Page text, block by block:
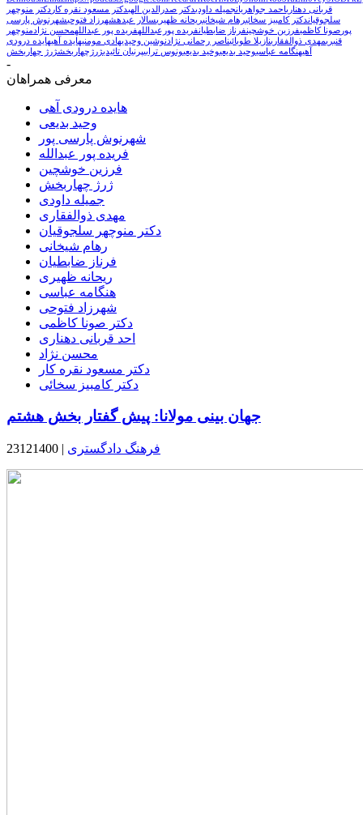
قربانی دهناریاحمد جواهریانجمیله داودیدکتر صدرالدین الهیدکتر مسعود نقره کار دکتر منوچهر
سلجوقیاندکتر کامبیز سخائیرهام شیخانیریحانه ظهیریسالار عبدهشهرزاد فتوحیشهرنوش پارسی
پور صونا کاظمیفرزین خوشچینفرناز ضابطیانفریده پورعبداللهفریده پور عبداللهمحسن نژاد منوچهر
قنبریمهدی ذوالفقارینازیلا طوبائیناصر رحمانی نژاد نوشین وحیدیهادی مومنیهایده آهیهایده درودی
آهیهنگامه عباسیوحید بدیعیوخید بدیعیونوس ترابیپرنیان تائیدیژرژچهاربخشژرژ چهاربخش
-
معرفی همراهان
هایده درودی آهی
وحید بدیعی
شهرنوش پارسی پور
فریده پور عبدالله
فرزین خوشچین
ژرژ چهاربخش
جمیله داودی
مهدی ذوالفقاری
دکتر منوچهر سلجوقیان
رهام شیخانی
فرناز ضابطیان
ریحانه ظهیری
هنگامه عباسی
شهرزاد فتوحی
دکتر صونا کاظمی
احد قربانی دهناری
محسن نژاد
دکتر مسعود نقره کار
دکتر کامبیز سخائی
جهان بینی مولانا: پیش گفتار بخش هشتم
23121400 | فرهنگ دادگستری